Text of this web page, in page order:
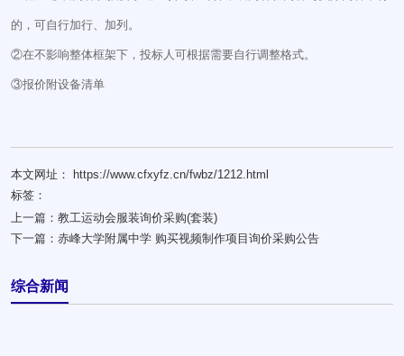
的，可自行加行、加列。
②在不影响整体框架下，投标人可根据需要自行调整格式。
③报价附设备清单
本文网址： https://www.cfxyfz.cn/fwbz/1212.html
标签：
上一篇： 教工运动会服装询价采购(套装)
下一篇： 赤峰大学附属中学 购买视频制作项目询价采购公告
综合新闻